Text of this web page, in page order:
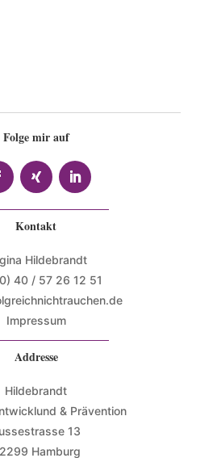
Folge mir auf
Kontakt
Hildebrandt
40 / 57 26 12 51
Impressum
Addresse
Hildebrandt
& Prävention
13
Hamburg